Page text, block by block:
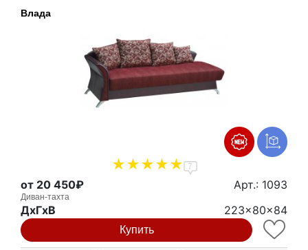
Влада
7
от 20 450₽ Арт.: 1093
Диван-тахта
ДxГxВ 223x80x84
Купить